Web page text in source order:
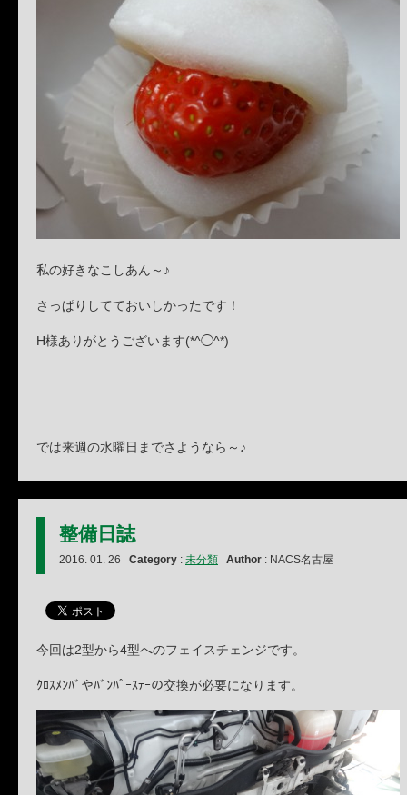
私の好きなこしあん～♪
さっぱりしてておいしかったです！
H様ありがとうございます(*^◯^*)
では来週の水曜日までさようなら～♪
整備日誌
2016. 01. 26 Category : 未分類 Author : NACS名古屋
今回は2型から4型へのフェイスチェンジです。
ｸﾛｽﾒﾝﾊﾞやﾊﾞﾝﾊﾟｰｽﾃｰの交換が必要になります。